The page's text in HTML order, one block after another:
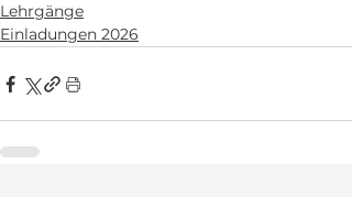
Lehrgänge
Einladungen 2026